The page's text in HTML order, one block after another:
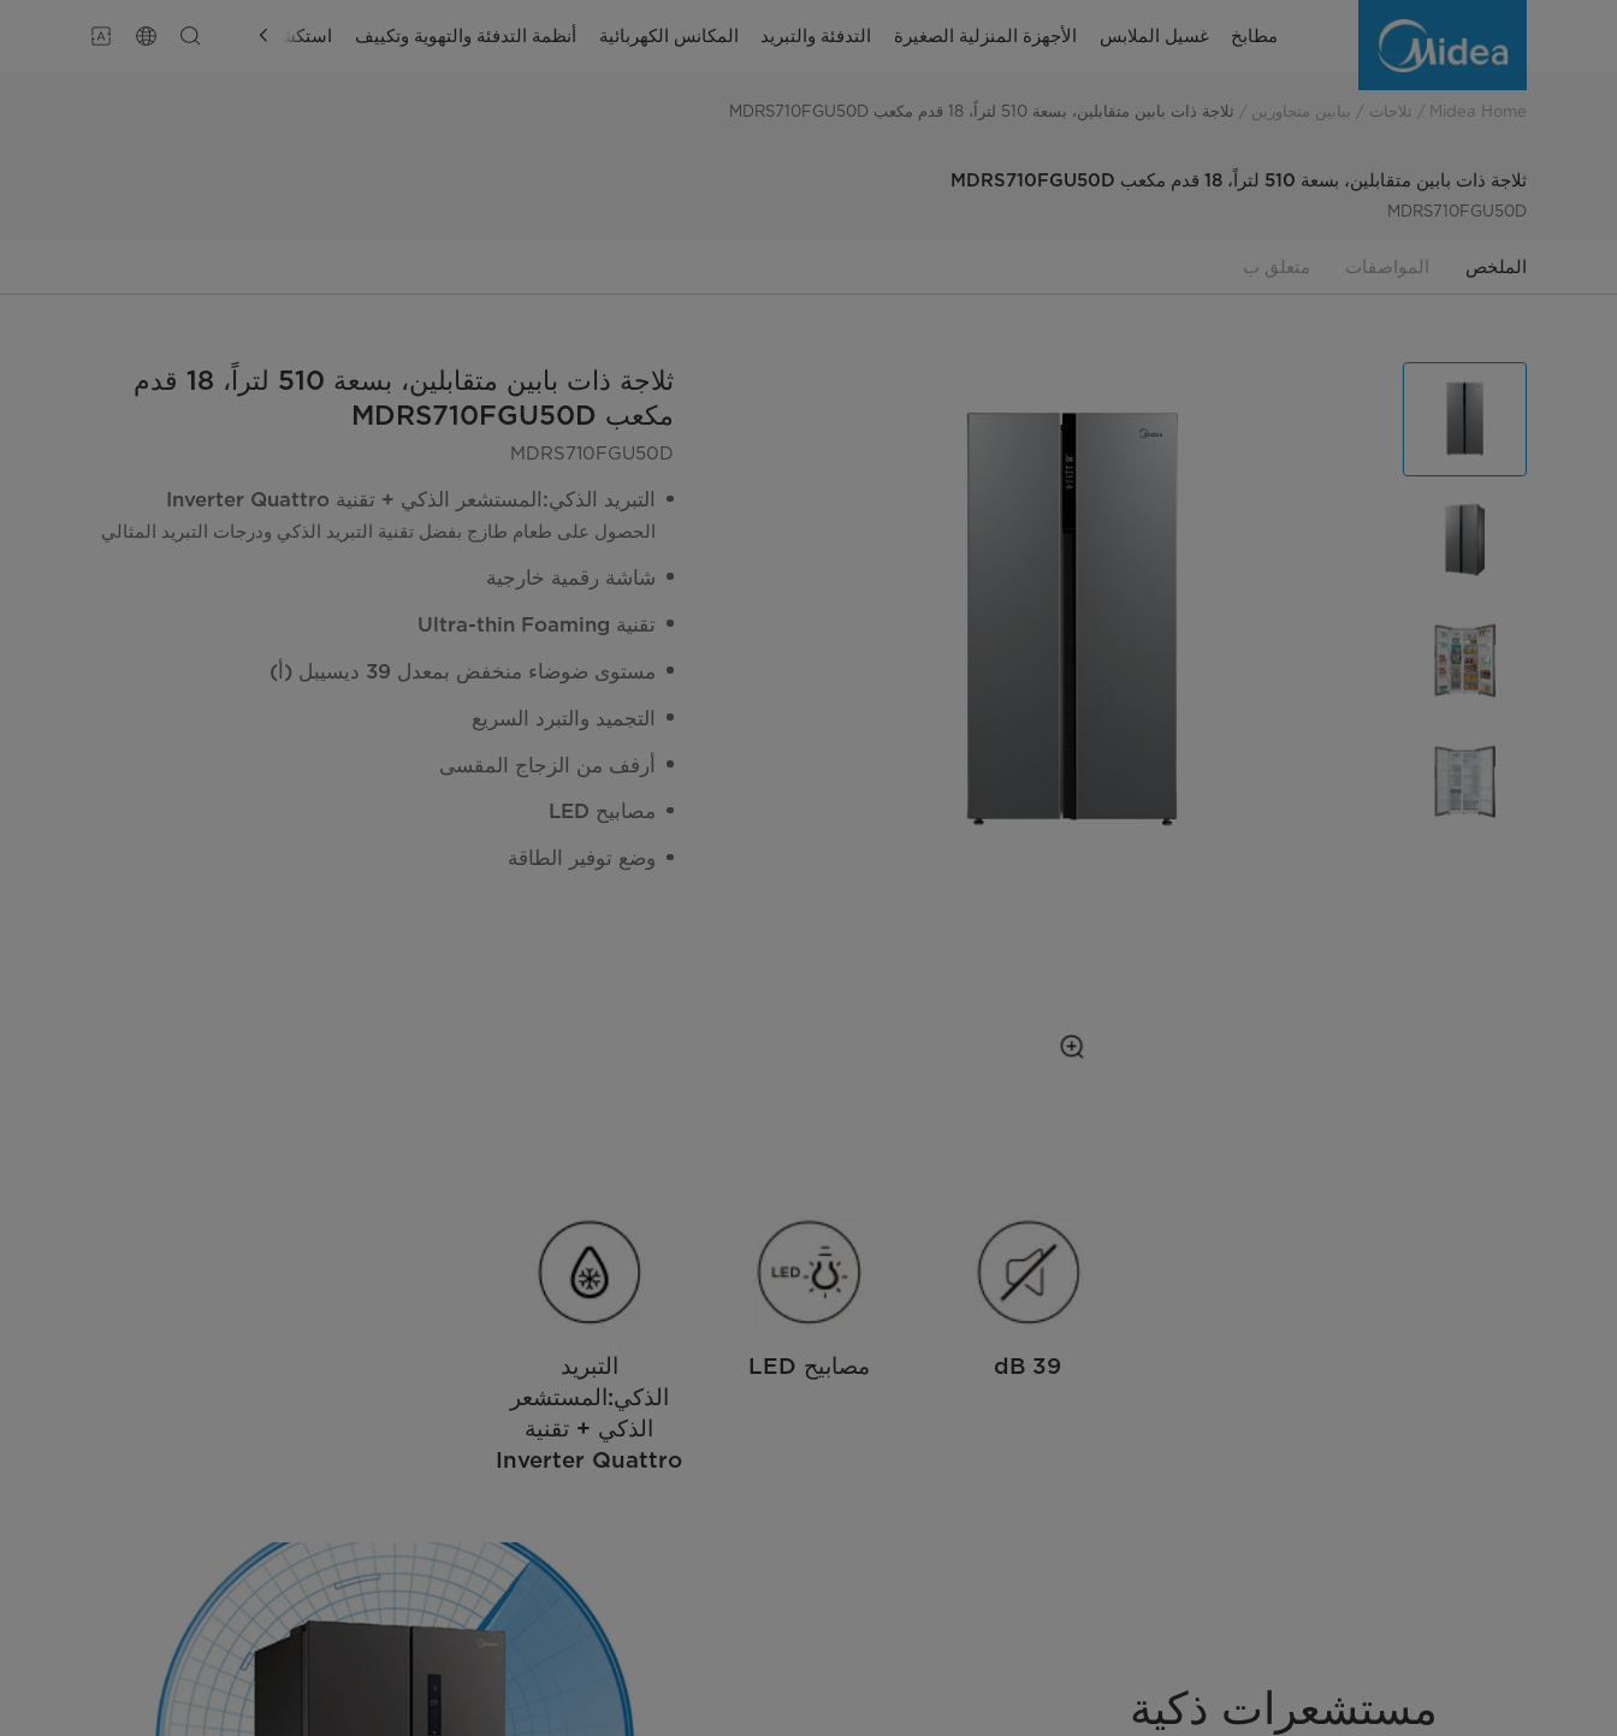
متجاورين،
MDRS710FGU50D
مطابخ غسيل الملابس الأجهزة المنزلية الصغيرة التدفئة والتبريد المكانس الكهربائية أنظمة التدفئة والتهوية وتكييف استكشاف الدعم
Midea Home ثلاجات ببابين متجاورين ثلاجة ذات بابين متقابلين، بسعة 510 لتراً، 18 قدم مكعب MDRS710FGU50D
ثلاجة ذات بابين متقابلين، بسعة 510 لتراً، 18 قدم مكعب MDRS710FGU50D
MDRS710FGU50D
الملخص المواصفات متعلق ب
ثلاجة ذات بابين متقابلين، بسعة 510 لتراً، 18 قدم
مكعب MDRS710FGU50D
MDRS710FGU50D
التبريد الذكي:المستشعر الذكي + تقنية Inverter Quattro
الحصول على طعام طازج بفضل تقنية التبريد الذكي ودرجات التبريد المثالي
شاشة رقمية خارجية
تقنية Ultra-thin Foaming
مستوى ضوضاء منخفض بمعدل 39 ديسيبل (أ)
التجميد والتبرد السريع
أرفف من الزجاج المقسى
مصابيح LED
وضع توفير الطاقة
39 dB مصابيح LED
التبريد
الذكي:المستشعر
الذكي + تقنية
Inverter Quattro
مستشعرات ذكية